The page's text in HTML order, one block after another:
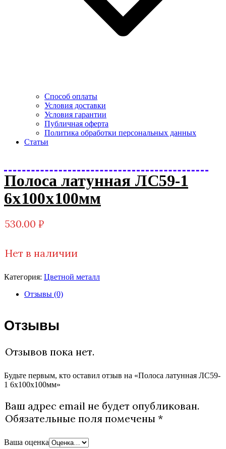
Способ оплаты
Условия доставки
Условия гарантии
Публичная оферта
Политика обработки персональных данных
Статьи
Полоса латунная ЛС59-1
6х100х100мм
530.00 ₽
Нет в наличии
Категория: Цветной металл
Отзывы (0)
Отзывы
Отзывов пока нет.
Будьте первым, кто оставил отзыв на «Полоса латунная ЛС59-
1 6х100х100мм»
Ваш адрес email не будет опубликован.
Обязательные поля помечены *
Ваша оценка